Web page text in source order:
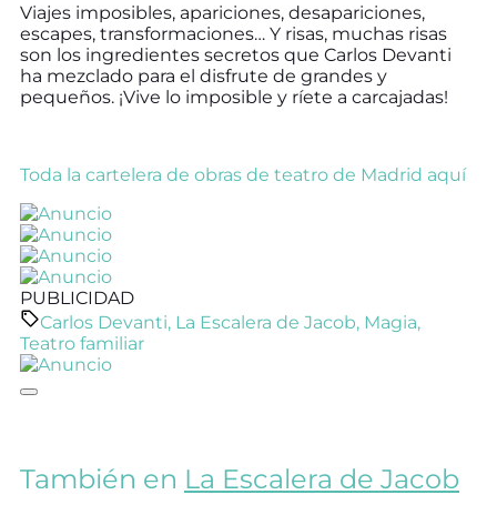
Viajes imposibles, apariciones, desapariciones,
escapes, transformaciones… Y risas, muchas risas
son los ingredientes secretos que Carlos Devanti
ha mezclado para el disfrute de grandes y
pequeños. ¡Vive lo imposible y ríete a carcajadas!
Toda la cartelera de obras de teatro de Madrid aquí
PUBLICIDAD
Carlos Devanti, La Escalera de Jacob, Magia,
Teatro familiar
También en La Escalera de Jacob